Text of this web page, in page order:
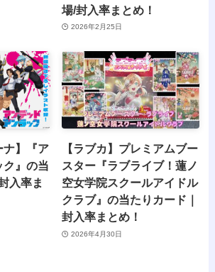
場/封入率まとめ！
2026年2月25日
ナ】『ア
ク』の当
入率ま
【ラブカ】プレミアムブー
スター『ラブライブ！蓮ノ
空女学院スクールアイドル
クラブ』の当たりカード｜
封入率まとめ！
2026年4月30日